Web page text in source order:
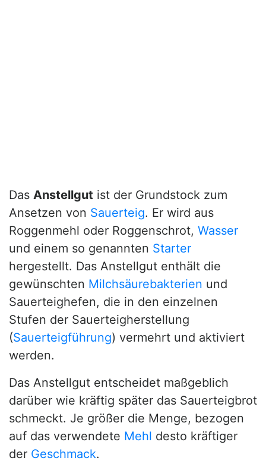
Das Anstellgut ist der Grundstock zum
Ansetzen von Sauerteig. Er wird aus
Roggenmehl oder Roggenschrot, Wasser
und einem so genannten Starter
hergestellt. Das Anstellgut enthält die
gewünschten Milchsäurebakterien und
Sauerteighefen, die in den einzelnen
Stufen der Sauerteigherstellung
(Sauerteigführung) vermehrt und aktiviert
werden.
Das Anstellgut entscheidet maßgeblich
darüber wie kräftig später das Sauerteigbrot
schmeckt. Je größer die Menge, bezogen
auf das verwendete Mehl desto kräftiger
der Geschmack.